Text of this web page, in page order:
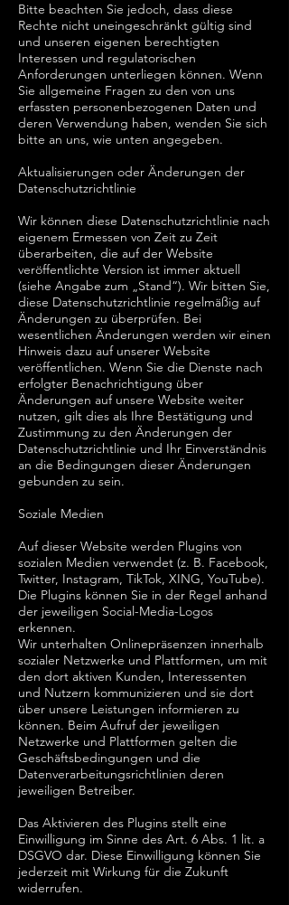
Bitte beachten Sie jedoch, dass diese
Rechte nicht uneingeschränkt gültig sind
und unseren eigenen berechtigten
Interessen und regulatorischen
Anforderungen unterliegen können. Wenn
Sie allgemeine Fragen zu den von uns
erfassten personenbezogenen Daten und
deren Verwendung haben, wenden Sie sich
bitte an uns, wie unten angegeben.
Aktualisierungen oder Änderungen der
Datenschutzrichtlinie
Wir können diese Datenschutzrichtlinie nach
eigenem Ermessen von Zeit zu Zeit
überarbeiten, die auf der Website
veröffentlichte Version ist immer aktuell
(siehe Angabe zum „Stand“). Wir bitten Sie,
diese Datenschutzrichtlinie regelmäßig auf
Änderungen zu überprüfen. Bei
wesentlichen Änderungen werden wir einen
Hinweis dazu auf unserer Website
veröffentlichen. Wenn Sie die Dienste nach
erfolgter Benachrichtigung über
Änderungen auf unsere Website weiter
nutzen, gilt dies als Ihre Bestätigung und
Zustimmung zu den Änderungen der
Datenschutzrichtlinie und Ihr Einverständnis
an die Bedingungen dieser Änderungen
gebunden zu sein.
Soziale Medien
Auf dieser Website werden Plugins von
sozialen Medien verwendet (z. B. Facebook,
Twitter, Instagram, TikTok, XING, YouTube).
Die Plugins können Sie in der Regel anhand
der jeweiligen Social-Media-Logos
erkennen.
Wir unterhalten Onlinepräsenzen innerhalb
sozialer Netzwerke und Plattformen, um mit
den dort aktiven Kunden, Interessenten
und Nutzern kommunizieren und sie dort
über unsere Leistungen informieren zu
können. Beim Aufruf der jeweiligen
Netzwerke und Plattformen gelten die
Geschäftsbedingungen und die
Datenverarbeitungsrichtlinien deren
jeweiligen Betreiber.
Das Aktivieren des Plugins stellt eine
Einwilligung im Sinne des Art. 6 Abs. 1 lit. a
DSGVO dar. Diese Einwilligung können Sie
jederzeit mit Wirkung für die Zukunft
widerrufen.